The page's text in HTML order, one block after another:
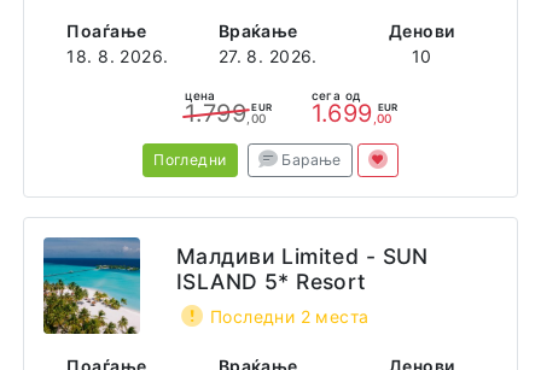
Поаѓање
18. 8. 2026.
Враќање
27. 8. 2026.
Денови
10
цена
1.799 EUR
,00
сега од
1.699 EUR
,00
Погледни Барање
Поаѓање
Враќање
Денови
Малдиви Limited - SUN
ISLAND 5* Resort
Последни 2 места